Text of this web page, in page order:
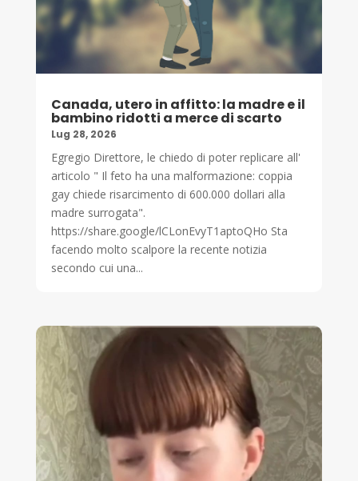
Canada, utero in affitto: la madre e il
bambino ridotti a merce di scarto
Lug 28, 2026
Egregio Direttore, le chiedo di poter replicare all'
articolo " Il feto ha una malformazione: coppia
gay chiede risarcimento di 600.000 dollari alla
madre surrogata".
https://share.google/lCLonEvyT1aptoQHo Sta
facendo molto scalpore la recente notizia
secondo cui una...